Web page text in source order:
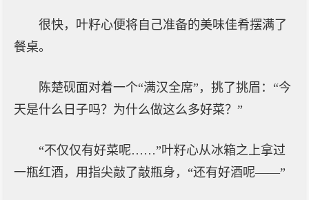
很快，叶籽心便将自己准备的美味佳肴摆满了
餐桌。
陈楚砚面对着一个“满汉全席”，挑了挑眉：“今
天是什么日子吗？为什么做这么多好菜？”
“不仅仅有好菜呢……”叶籽心从冰箱之上拿过
一瓶红酒，用指尖敲了敲瓶身，“还有好酒呢——”